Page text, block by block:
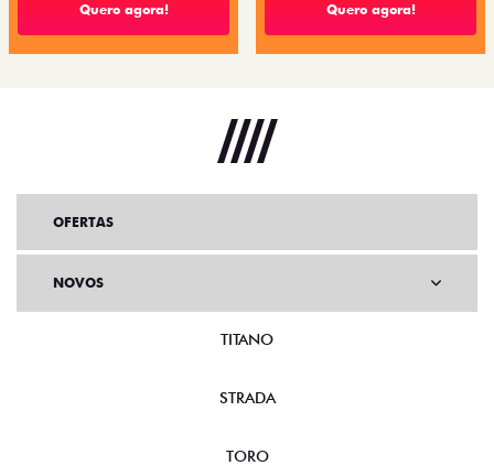
Quero agora! Quero agora!
OFERTAS
NOVOS
TITANO
STRADA
TORO